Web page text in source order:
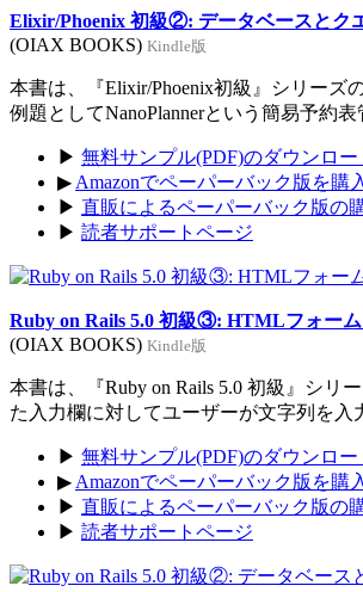
Elixir/Phoenix 初級②: データベースとク
(OIAX BOOKS) Kindle版
本書は、『Elixir/Phoenix初級』シリーズ
例題としてNanoPlannerという簡易予約
▶ 無料サンプル(PDF)のダウンロー
▶ Amazonでペーパーバック版を購
▶ 直販によるペーパーバック版の
▶ 読者サポートページ
Ruby on Rails 5.0 初級③: HTMLフォーム
(OIAX BOOKS) Kindle版
本書は、『Ruby on Rails 5.0 初級』シ
た入力欄に対してユーザーが文字列を入
▶ 無料サンプル(PDF)のダウンロー
▶ Amazonでペーパーバック版を購
▶ 直販によるペーパーバック版の
▶ 読者サポートページ